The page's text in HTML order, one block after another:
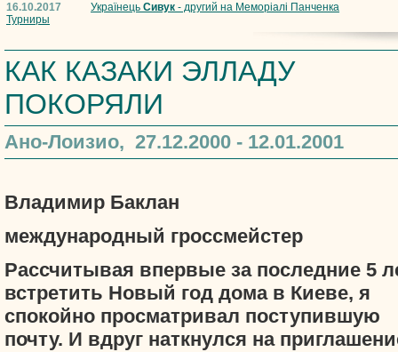
16.10.2017
Турниры
Українець Сивук - другий на Меморіалі Панченка
КАК КАЗАКИ ЭЛЛАДУ
ПОКОРЯЛИ
Ано-Лоизио, 27.12.2000 - 12.01.2001
Владимир Баклан
международный гроссмейстер
Рассчитывая впервые за последние 5
встретить Новый год дома в Киеве, я
спокойно просматривал поступившую
почту. И вдруг наткнулся на